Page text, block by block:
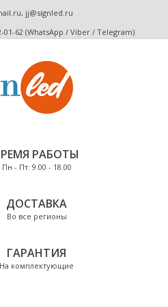
, jj@signled.ru
01-62 (WhatsApp / Viber / Telegram)
РАБОТЫ
Пн - Пт: 9.00 - 18.00
ДОСТАВКА
Во все регионы
ГАРАНТИЯ
На комплектующие